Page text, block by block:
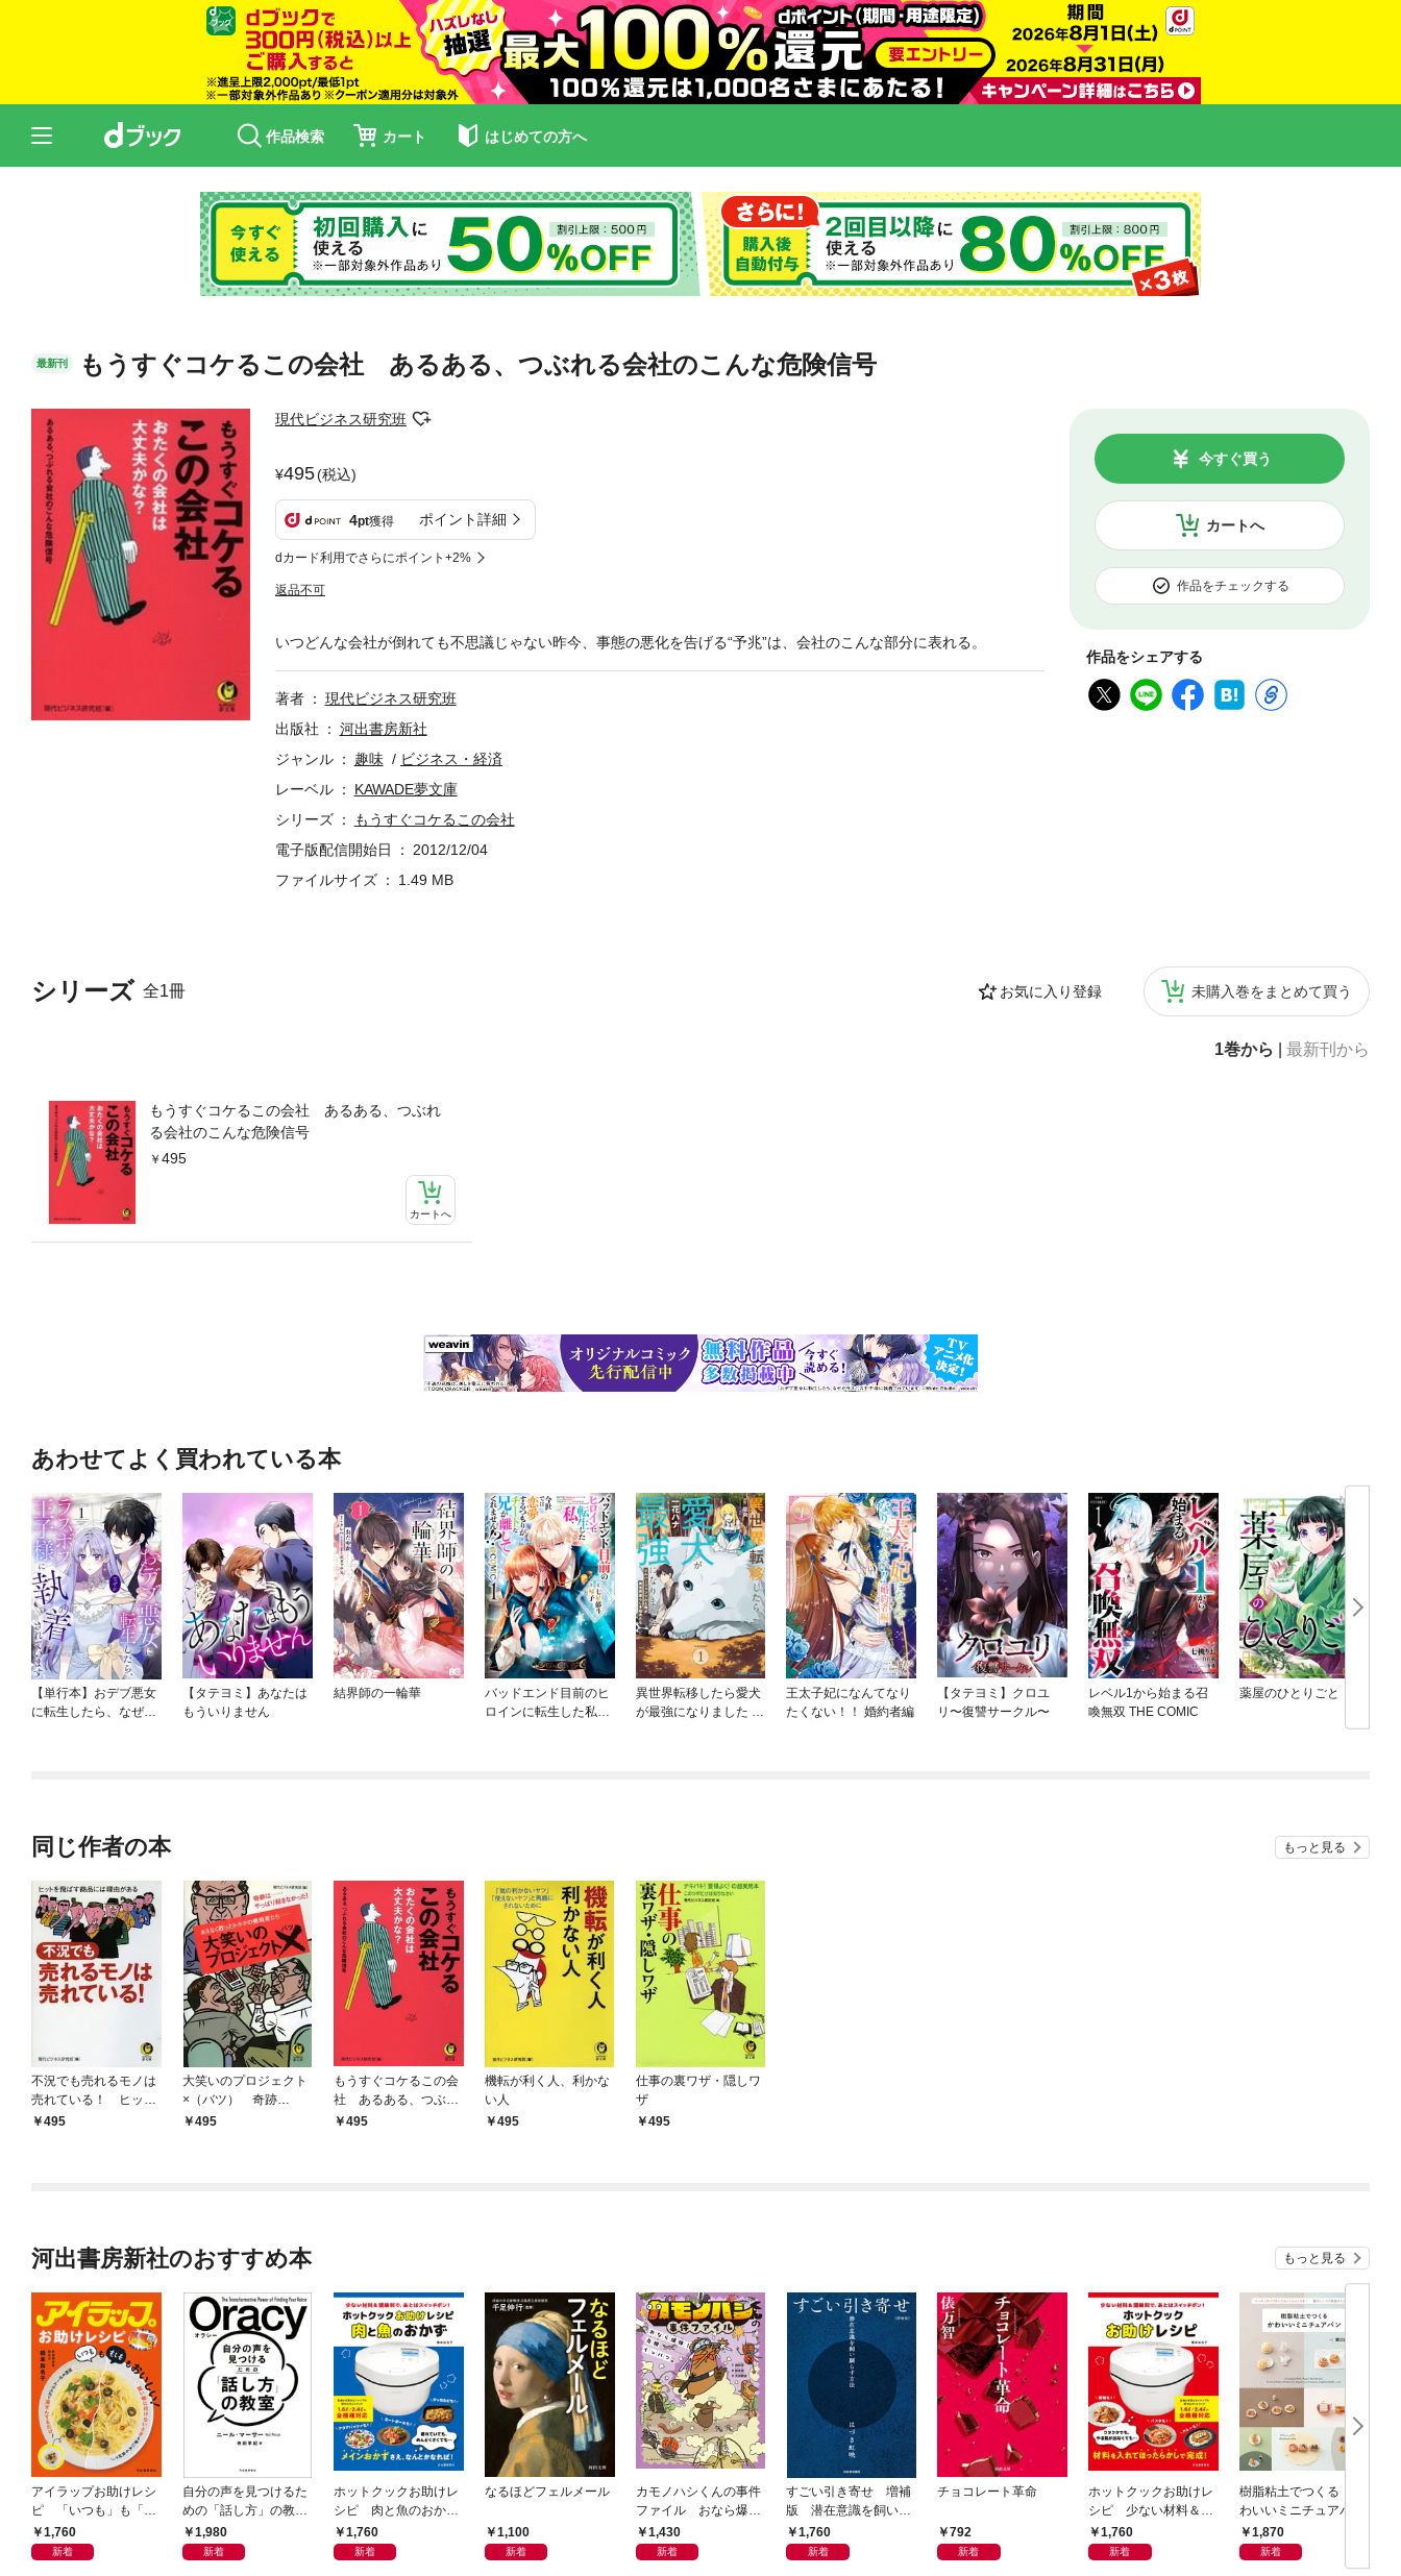
作品検索 カート はじめての方へ
最新刊 もうすぐコケるこの会社 あるある、つぶれる会社のこんな危険信号
現代ビジネス研究班
495(税込)
4pt獲得 ポイント詳細
dカード利用でさらにポイント+2%
返品不可
カートへ
今すぐ買う
作品をチェックする
作品をシェアする
シリーズ 全1冊 お気に入り登録 未購入巻をまとめて買う
1巻から 最新刊から
もうすぐコケるこの会社 あるある、つぶれ
る会社のこんな危険信号
495
カートへ
いつどんな会社が倒れても不思議じゃない昨今、事態の悪化を告げる“予兆”は、会社のこんな部分に表れる。
著者
現代ビジネス研究班
出版社
河出書房新社
ジャンル
趣味
ビジネス・経済
レーベル
KAWADE夢文庫
シリーズ
もうすぐコケるこの会社
電子版配信開始日
2012/12/04
ファイルサイズ
1.49 MB
あわせてよく買われている本
【単行本】おデブ悪女
に転生したら、なぜか
【タテヨミ】あなたは
もういりません
結界師の一輪華
バッドエンド目前のヒ
ロインに転生した私、
異世界転移したら愛犬
が最強になりました ～
王太子妃になんてなり
たくない！！ 婚約者編
【タテヨミ】クロユ
リ〜復讐サークル〜
レベル1から始まる召
喚無双 THE COMIC
薬屋のひとりごと
同じ作者の本 もっと見る
不況でも売れるモノは
売れている！ ヒット
を飛ばす商品には理由
495
大笑いのプロジェクト
×（バツ） 奇跡
は……やっぱり起きな
495
もうすぐコケるこの会
社 あるある、つぶれ
る会社のこんな危険信
495
機転が利く人、利かな
い人
495
仕事の裏ワザ・隠しワ
ザ
495
河出書房新社のおすすめ本 もっと見る
アイラップお助けレシ
ピ 「いつも」も「も
しも」もおいしい！
1,760
新着
自分の声を見つけるた
めの「話し方」の教
室 Ｏｒａｃｙ（オラ
シー）
1,980
新着
ホットクックお助けレ
シピ 肉と魚のおか
ず 少ない材料＆調味
料で、あとはスイッチ
1,760
新着
なるほどフェルメール
1,100
新着
カモノハシくんの事件
ファイル おなら爆
弾！ 危機イッパツ編
1,430
新着
すごい引き寄せ 増補
版 潜在意識を飼い馴
らす方法
1,760
新着
チョコレート革命
792
新着
ホットクックお助けレ
シピ 少ない材料＆調
味料で、あとはスイッ
チポン！
1,760
新着
樹脂粘土でつくる か
わいいミニチュアパ
ン ベーキングパウダ
ーでふっくらふくら
む！ 電子レンジで乾
1,870
新着